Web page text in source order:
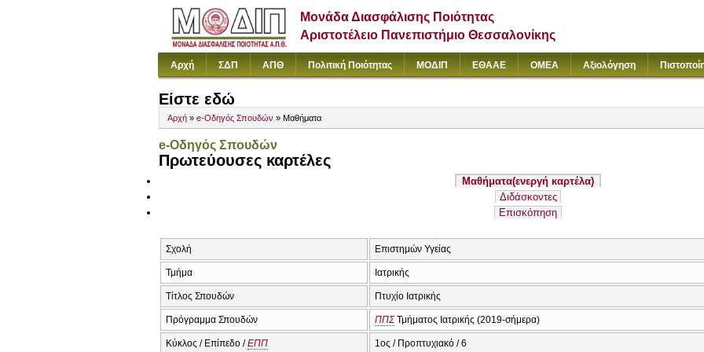
Μονάδα Διασφάλισης Ποιότητας
Αριστοτέλειο Πανεπιστήμιο Θεσσαλονίκης
Αρχή ΣΔΠ ΑΠΘ Πολιτική Ποιότητας ΜΟΔΙΠ ΕΘΑΑΕ ΟΜΕΑ Αξιολόγηση
Είστε εδώ
Αρχή » e-Οδηγός Σπουδών » Μαθήματα
e-Οδηγός Σπουδών
Πρωτεύουσες καρτέλες
Μαθήματα(ενεργή καρτέλα)
Διδάσκοντες
Επισκόπηση
Σχολή Επιστημών Υγείας
Τμήμα Ιατρικής
Τίτλος Σπουδών Πτυχίο Ιατρικής
Πρόγραμμα Σπουδών ΠΠΣΤμήματος Ιατρικής (2019-σήμερα)
Κύκλος / Επίπεδο /ΕΠΠ 1ος / Προπτυχιακό / 6